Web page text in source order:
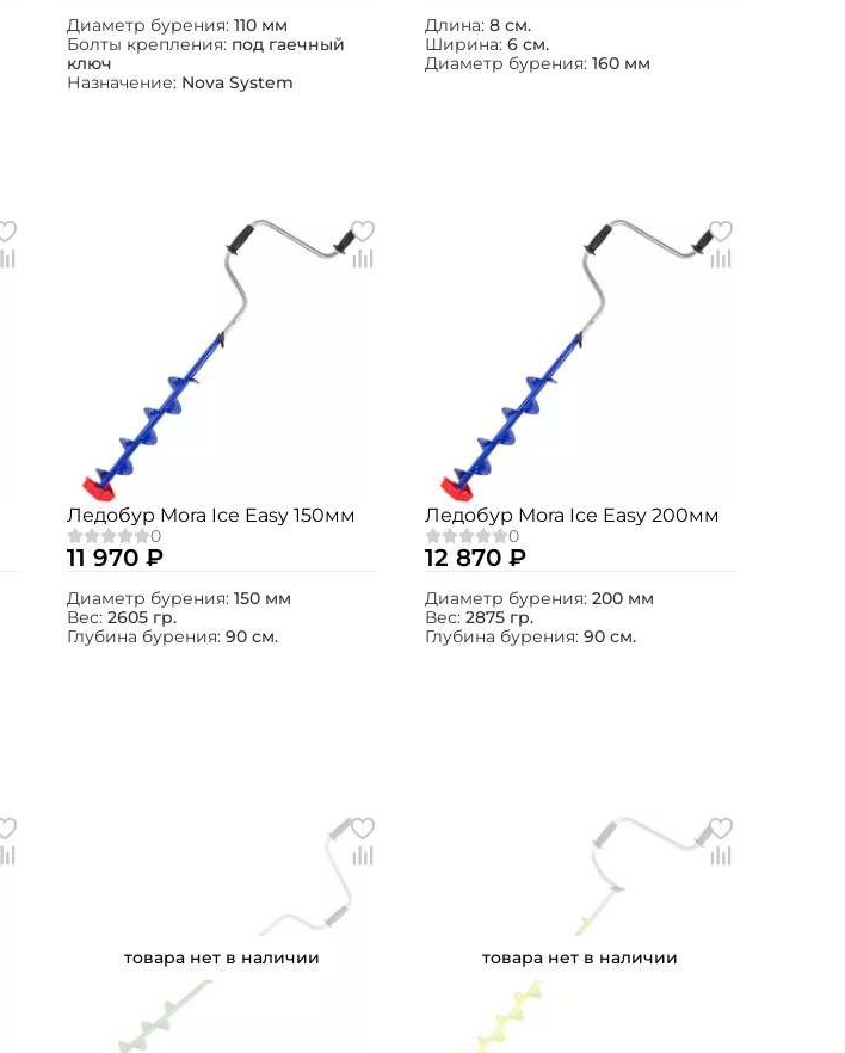
Диаметр бурения: 110 мм
Болты крепления: под гаечный
ключ
Назначение: Nova System
Длина: 8 см.
Ширина: 6 см.
Диаметр бурения: 160 мм
Ледобур Mora Ice Easy 150мм
11 970 ₽
Диаметр бурения: 150 мм
Вес: 2605 гр.
Глубина бурения: 90 см.
Ледобур Mora Ice Easy 200мм
12 870 ₽
Диаметр бурения: 200 мм
Вес: 2875 гр.
Глубина бурения: 90 см.
товара нет в наличии товара нет в наличии